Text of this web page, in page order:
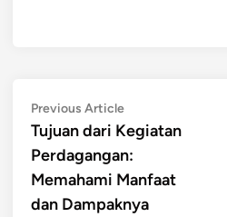
Post
navigation
Previous ArticlePrevious
article:
Tujuan dari Kegiatan
Perdagangan:
Memahami Manfaat
dan Dampaknya